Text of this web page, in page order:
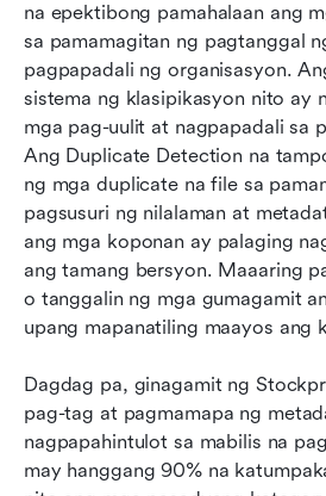
na epektibong pamahalaan ang
sa pamamagitan ng pagtanggal
pagpapadali ng organisasyon.
sistema ng klasipikasyon nito ay
mga pag-uulit at nagpapadali sa
Ang Duplicate Detection na
ng mga duplicate na file sa
pagsusuri ng nilalaman at
ang mga koponan ay palaging
ang tamang bersyon. Maaaring
o tanggalin ng mga gumagamit
upang mapanatiling maayos ang
Dagdag pa, ginagamit ng
pag-tag at pagmamapa ng
nagpapahintulot sa mabilis na
may hanggang 90% na